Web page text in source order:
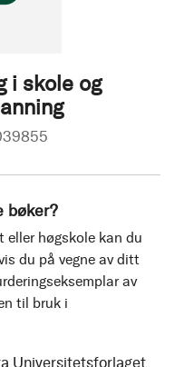
i skole og
bøker?
eller høgskole kan du
du på vegne av ditt
av
til bruk i
Universitetsforlaget